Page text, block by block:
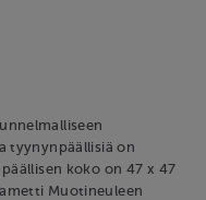
tyynynpäällisiä on
koko on 47 x 47
Muotineuleen